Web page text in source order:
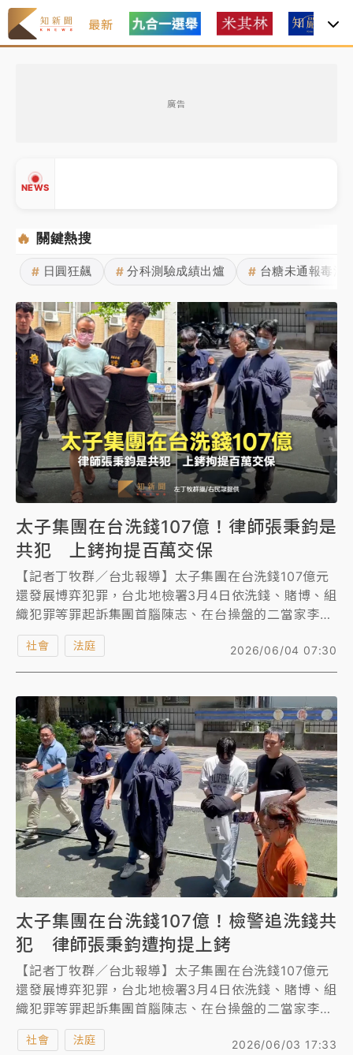
最新
廣告
NEWS
有片｜
連根拔起
響最劇烈
白海豚逼近！北市水門只出不進 未移置車輛最高罰
油價持續凍漲！ 中油宣布下周一汽柴油價格維持不變
中颱白海豚進逼！台北喜來登圍籬傾倒砸傷人 民權西
路鷹架倒塌壓2車
有片｜ 白海豚暴風圈逼近！新北淡水赫見龍捲風 榕樹
連根拔起
中颱白海豚風雨來了！中部以北防豪雨 今晚、明天影
響最劇烈
白海豚逼近！北市水門只出不進 未移置車輛最高罰
4800＋拖吊費
▲
🔥 關鍵熱搜
# 日圓狂飆 # 分科測驗成績出爐 # 台糖未通報毒油
太子集團在台洗錢107億！律師張秉鈞是
共犯 上銬拘提百萬交保
【記者丁牧群／台北報導】太子集團在台洗錢107億元
還發展博弈犯罪，台北地檢署3月4日依洗錢、賭博、組
織犯罪等罪起訴集團首腦陳志、在台操盤的二當家李添
及核心幹部辜淑雯、王昱棠共62人，以及天旭等13家
涉案公司，並查扣豪宅、名車及精品等資產估價55億餘
元，全案由台北地院審理中。檢警繼續追查洗錢共犯，
其中包括先前涉嫌洩密給運毒集團遭起訴的律師張秉
鈞，張秉鈞等6人昨由警方上銬移送台北地檢署，檢察
官複訊後，深夜諭令張秉鈞100萬元交保，鳳玖企業社
負責人宋定杰、林采甯夫妻各300萬元、100萬元交
保，鳳玖3名員工各15萬元交保，6人均限制出境出
海。
2026/06/04 07:30
社會 法庭
太子集團在台洗錢107億！檢警追洗錢共
犯 律師張秉鈞遭拘提上銬
【記者丁牧群／台北報導】太子集團在台洗錢107億元
還發展博弈犯罪，台北地檢署3月4日依洗錢、賭博、組
織犯罪等罪起訴集團首腦陳志、在台操盤的二當家李添
及核心幹部辜淑雯、王昱棠共62人，以及天旭等13家
涉案公司，並查扣豪宅、名車及精品等資產估價55億餘
2026/06/03 17:33
社會 法庭